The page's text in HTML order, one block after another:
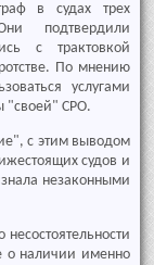
в судах трех
подтвердили
с трактовкой
По мнению
услугами
"своей" СРО.
с этим выводом
судов и
незаконными
о наличии именно